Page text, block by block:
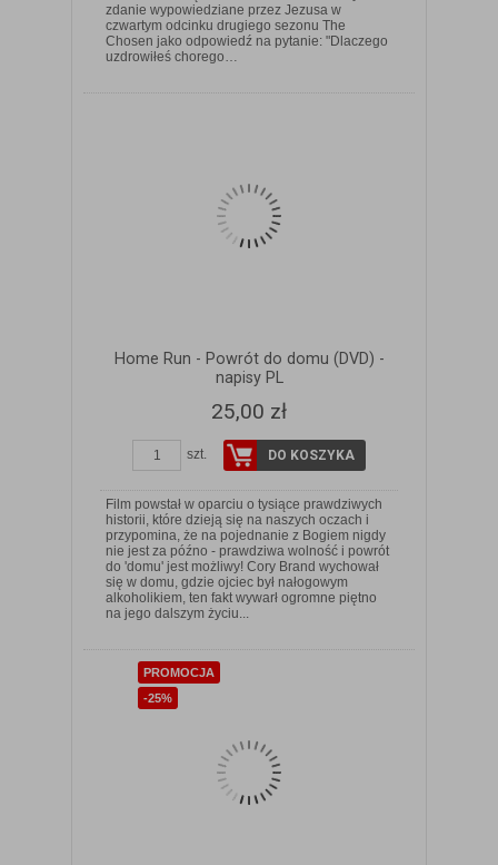
zdanie wypowiedziane przez Jezusa w
czwartym odcinku drugiego sezonu The
Chosen jako odpowiedź na pytanie: "Dlaczego
uzdrowiłeś chorego…
ZOBACZ SZCZEGÓŁY
Home Run - Powrót do domu (DVD) -
napisy PL
25,00 zł
szt. DO KOSZYKA
Film powstał w oparciu o tysiące prawdziwych
historii, które dzieją się na naszych oczach i
przypomina, że na pojednanie z Bogiem nigdy
nie jest za późno - prawdziwa wolność i powrót
do 'domu' jest możliwy! Cory Brand wychował
się w domu, gdzie ojciec był nałogowym
alkoholikiem, ten fakt wywarł ogromne piętno
na jego dalszym życiu...
ZOBACZ SZCZEGÓŁY
PROMOCJA
-25%